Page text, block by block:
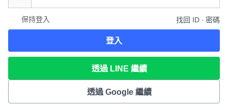
保持登入 找回 ID ∙ 密碼
登入
透過 LINE 繼續
透過 Google 繼續